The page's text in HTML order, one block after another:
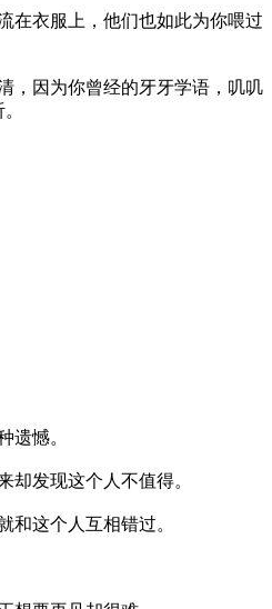
在衣服上，他们也如此为你喂过
，因为你曾经的牙牙学语，叽叽
遗憾。
却发现这个人不值得。
和这个人互相错过。